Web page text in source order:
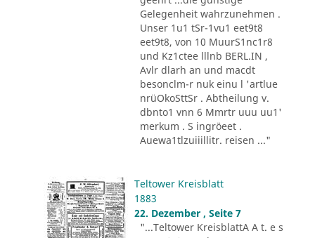
Gelegenheit wahrzunehmen .
Unser 1u1 tSr-1vu1 eet9t8
eet9t8, von 10 MuurS1nc1r8
und Kz1ctee lllnb BERL.IN ,
Avlr dlarh an und macdt
besonclm-r nuk einu l 'artlue
nrüOkoSttSr . Abtheilung v.
dbnto1 vnn 6 Mmrtr uuu uu1'
merkum . S ingröeet .
Auewa1tlzuiiillitr. reisen ..."
Teltower Kreisblatt
1883
22. Dezember , Seite 7
"...Teltower KreisblattA A t. e s